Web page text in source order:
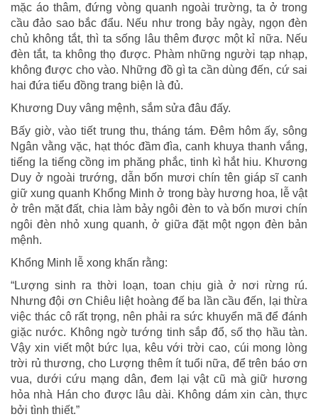
mặc áo thâm, đứng vòng quanh ngoài trường, ta ở trong
cầu đảo sao bắc đẩu. Nếu như trong bảy ngày, ngọn đèn
chủ không tắt, thì ta sống lâu thêm được một kỉ nữa. Nếu
đèn tắt, ta không thọ được. Phàm những người tạp nhạp,
không được cho vào. Những đồ gì ta cần dùng đến, cứ sai
hai đứa tiểu đồng trang biện là đủ.
Khương Duy vâng mệnh, sắm sửa đâu đấy.
Bấy giờ, vào tiết trung thu, tháng tám. Đêm hôm ấy, sông
Ngân vằng vặc, hạt thóc đầm đìa, canh khuya thanh vắng,
tiếng la tiếng cồng im phăng phắc, tinh kì hắt hiu. Khương
Duy ở ngoài trướng, dẫn bốn mươi chín tên giáp sĩ canh
giữ xung quanh Khổng Minh ở trong bày hương hoa, lễ vật
ở trên mặt đất, chia làm bảy ngôi đèn to và bốn mươi chín
ngôi đèn nhỏ xung quanh, ở giữa đặt một ngọn đèn bản
mệnh.
Khổng Minh lễ xong khấn rằng:
“Lượng sinh ra thời loạn, toan chịu già ở nơi rừng rú.
Nhưng đội ơn Chiêu liệt hoàng đế ba lần cầu đến, lại thừa
việc thác cô rất trọng, nên phải ra sức khuyển mã để đánh
giặc nước. Không ngờ tướng tinh sắp đổ, số thọ hầu tàn.
Vậy xin viết một bức lụa, kêu với trời cao, cúi mong lòng
trời rủ thương, cho Lượng thêm ít tuổi nữa, để trên báo ơn
vua, dưới cứu mạng dân, đem lại vật cũ mà giữ hương
hỏa nhà Hán cho được lâu dài. Không dám xin càn, thực
bởi tình thiết.”